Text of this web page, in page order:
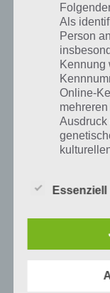
KOMMENTARE
VORIGER ARTIKEL
Wort Guru
Lösung –
Wordalot
Als
Person
Kennung
Online-
Ausdruck
Essenziell